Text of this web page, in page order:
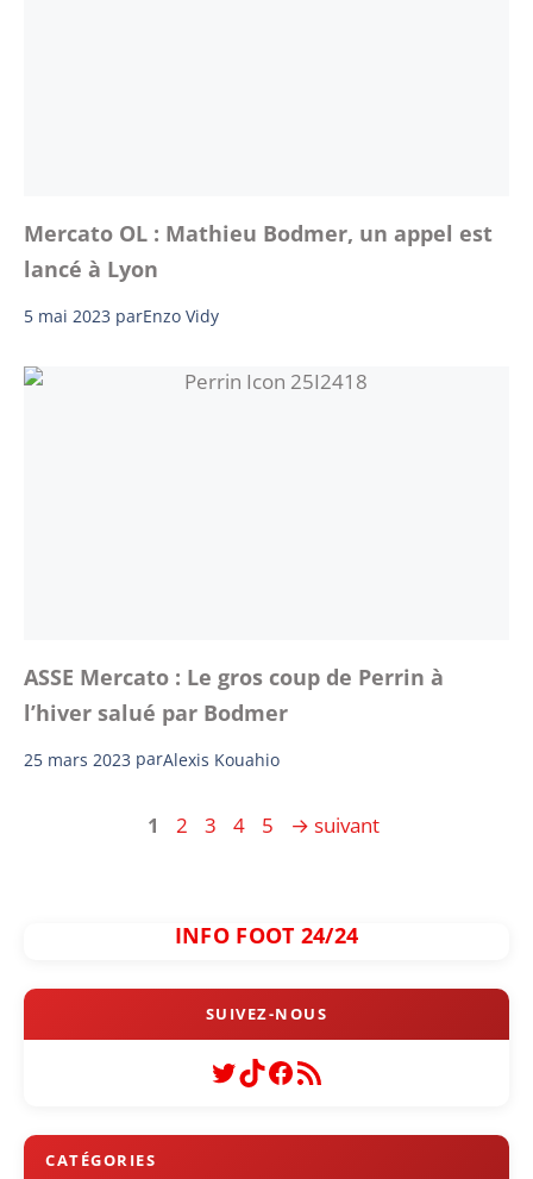
Mercato OL : Mathieu Bodmer, un appel est
lancé à Lyon
5 mai 2023 parEnzo Vidy
ASSE Mercato : Le gros coup de Perrin à
l’hiver salué par Bodmer
25 mars 2023 parAlexis Kouahio
Page
1 Page
2 Page
3 Page
4 Page
5 → suivant
INFO FOOT 24/24
Twitter
TikTok
Facebook
Flux RSS